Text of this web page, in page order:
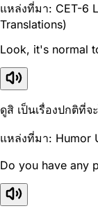
แหล่งที่มา: CET-6
Translations)
Look, it's normal
ดูสิ เป็นเรื่องปกติที่
แหล่งที่มา: Humor
Do you have any